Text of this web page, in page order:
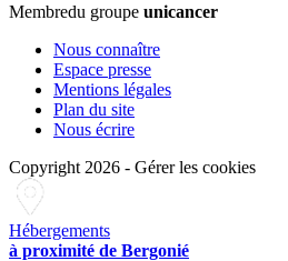
Membredu groupe unicancer
Nous connaître
Espace presse
Mentions légales
Plan du site
Nous écrire
Copyright 2026 - Gérer les cookies
Hébergements
à proximité de Bergonié